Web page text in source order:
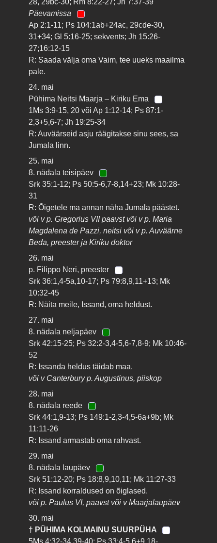
28, 29bc-30; Rm 8:22-27; Jh 7:37-39
Päevamissa
Ap 2:1-11; Ps 104:1ab+24ac, 29cde-30,
31+34; Gl 5:16-25; sekvents; Jh 15:26-
27;16:12-15
R: Saada välja oma Vaim, tee uueks maailma
pale.
24. mai
Pühima Neitsi Maarja – Kiriku Ema
1Ms 3:9-15, 20 või Ap 1:12-14; Ps 87:1-
2,3+5,6-7; Jh 19:25-34
R: Auväärseid asju räägitakse sinu sees, sa
Jumala linn.
25. mai
8. nädala teisipäev
Srk 35:1-12; Ps 50:5-6,7-8,14+23; Mk 10:28-
31
R: Õigetele ma annan näha Jumala päästet.
või v p. Gregorius VII paavst või v p. Maria
Magdalena de Pazzi, neitsi või v p. Auväärne
Beda, preester ja Kiriku doktor
26. mai
p. Filippo Neri, preester
Srk 36:1,4-5a,10-17; Ps 79:8,9,11+13; Mk
10:32-45
R: Näita meile, Issand, oma heldust.
27. mai
8. nädala neljapäev
Srk 42:15-25; Ps 32:2-3,4-5,6-7,8-9; Mk 10:46-
52
R: Issanda heldus täidab maa.
või v Canterbury p. Augustinus, piiskop
28. mai
8. nädala reede
Srk 44:1,9-13; Ps 149:1-2,3-4,5-6a+9b; Mk
11:11-26
R: Issand armastab oma rahvast.
29. mai
8. nädala laupäev
Srk 51:12-20; Ps 18:8,9,10,11; Mk 11:27-33
R: Issand korraldused on õiglased.
või p. Paulus VI, paavst või v Maarjalaupäev
30. mai
† PÜHIMA KOLMAINU SUURPÜHA
5Ms 4:32-34,39-40; Ps 33:4-5,6+9,18-